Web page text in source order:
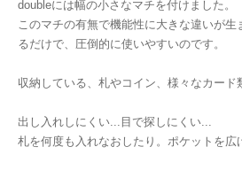
doubleには幅の小さなマチを付けました。
このマチの有無で機能性に大きな違いが生
るだけで、圧倒的に使いやすいのです。
収納している、札やコイン、様々なカード
出し入れしにくい...目で探しにくい...
札を何度も入れなおしたり。ポケットを広